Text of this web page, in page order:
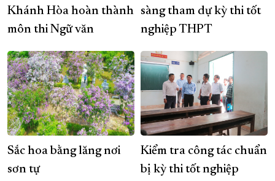
Khánh Hòa hoàn thành
môn thi Ngữ văn
sàng tham dự kỳ thi tốt
nghiệp THPT
Sắc hoa bằng lăng nơi
sơn tự
Kiểm tra công tác chuẩn
bị kỳ thi tốt nghiệp